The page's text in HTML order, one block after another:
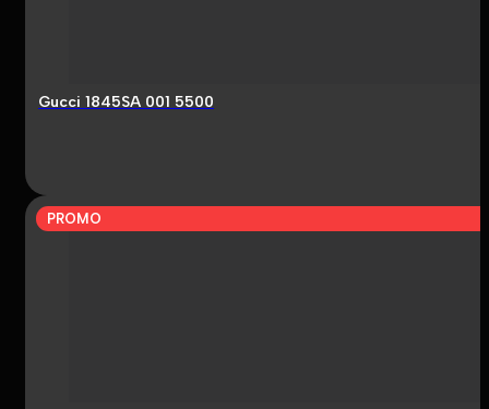
Gucci 1845SA 001 5500
PROMO